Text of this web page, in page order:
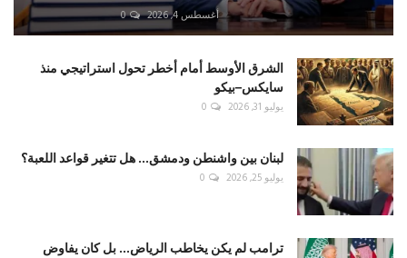
أغسطس 4, 2026 0
الشرق الأوسط أمام أخطر تحول استراتيجي منذ
سايكس–بيكو
يوليو 31, 2026 0
لبنان بين واشنطن ودمشق... هل تتغير قواعد اللعبة؟
يوليو 25, 2026 0
ترامب لم يكن يخاطب الرياض... بل كان يفاوض